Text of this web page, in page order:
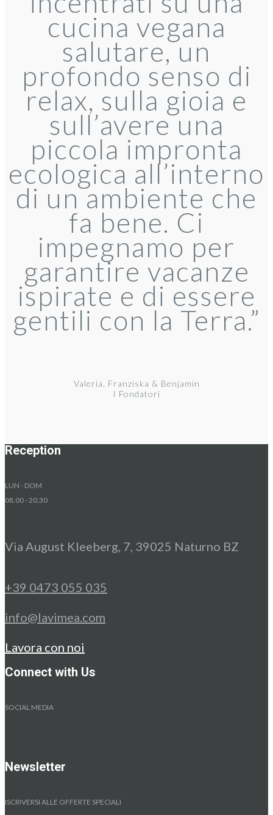
cucina vegana
salutare, un
profondo senso di
relax, sulla gioia e
sull’avere una
piccola impronta
ecologica all’interno
di un ambiente che
fa bene. Ci
impegnamo per
garantire vacanze
ispirate e di essere
gentili con la Terra.”
Valeria, Franziska & Benjamin
I Fondatori
Reception
LUN - DOM
08.00 - 20.30
Via August Kleeberg, 7, 39025 Naturno BZ
+39 0473 055 035
info@lavimea.com
Lavora con noi
Connect with Us
SOCIAL MEDIA
Newsletter
ISCRIVERSI ALLE OFFERTE SPECIALI